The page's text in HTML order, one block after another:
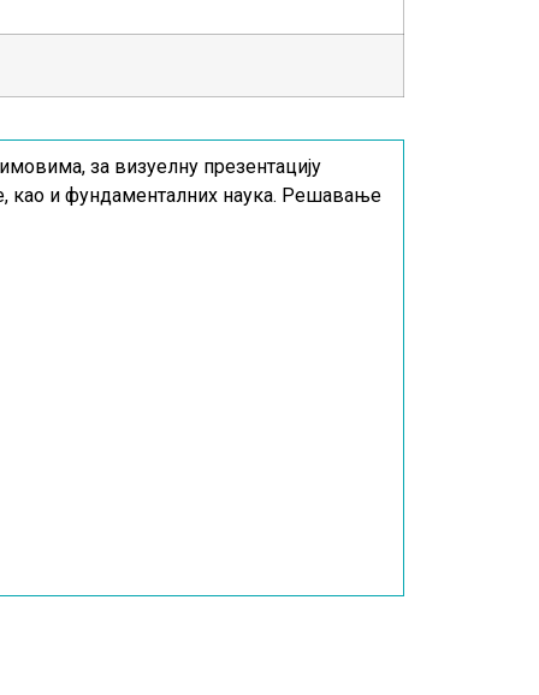
за визуелну презентацију
као и фундаменталних наука. Решавање